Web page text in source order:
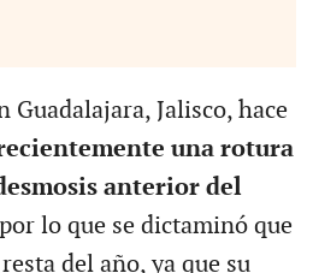
Guadalajara, Jalisco, hace
una rotura
anterior del
lo que se dictaminó que
del año, ya que su